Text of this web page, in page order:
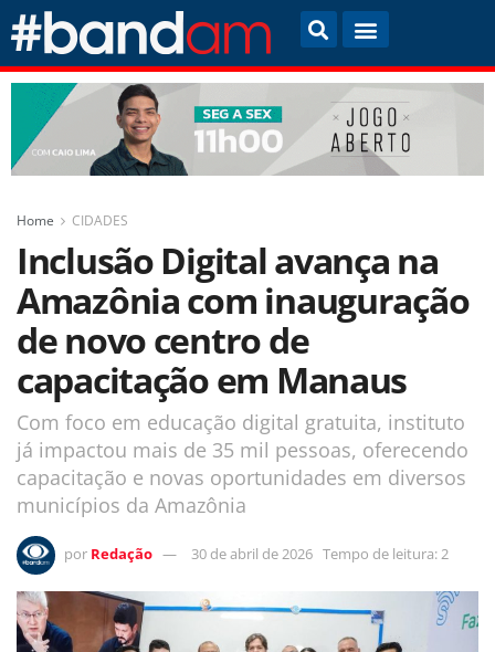
Home CIDADES
Inclusão Digital avança na
Amazônia com inauguração
de novo centro de
capacitação em Manaus
Com foco em educação digital gratuita, instituto
já impactou mais de 35 mil pessoas, oferecendo
capacitação e novas oportunidades em diversos
municípios da Amazônia
por Redação 30 de abril de 2026 Tempo de leitura: 2